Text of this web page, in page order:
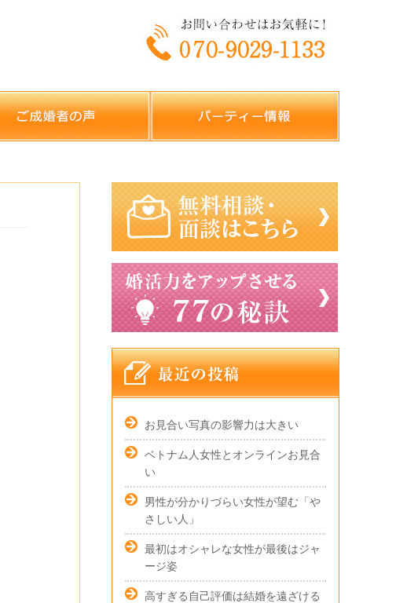
お見合い写真の影響力は大きい
ベトナム人女性とオンラインお見合
い
男性が分かりづらい女性が望む「や
さしい人」
最初はオシャレな女性が最後はジャ
ージ姿
高すぎる自己評価は結婚を遠ざける